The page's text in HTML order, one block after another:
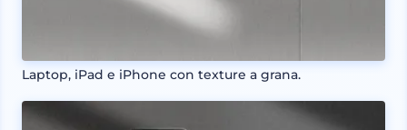
Laptop, iPad e iPhone con texture a grana.